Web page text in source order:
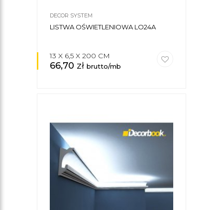
DECOR SYSTEM
LISTWA OŚWIETLENIOWA LO24A
13 X 6,5 X 200 CM
66,70 zł brutto/mb